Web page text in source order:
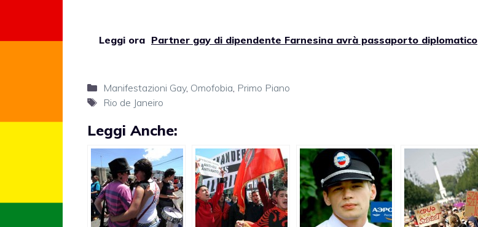
Leggi ora Partner gay di dipendente Farnesina avrà passaporto diplomatico
Categorie
Manifestazioni Gay, Omofobia, Primo Piano
Tag
Rio de Janeiro
Leggi Anche: